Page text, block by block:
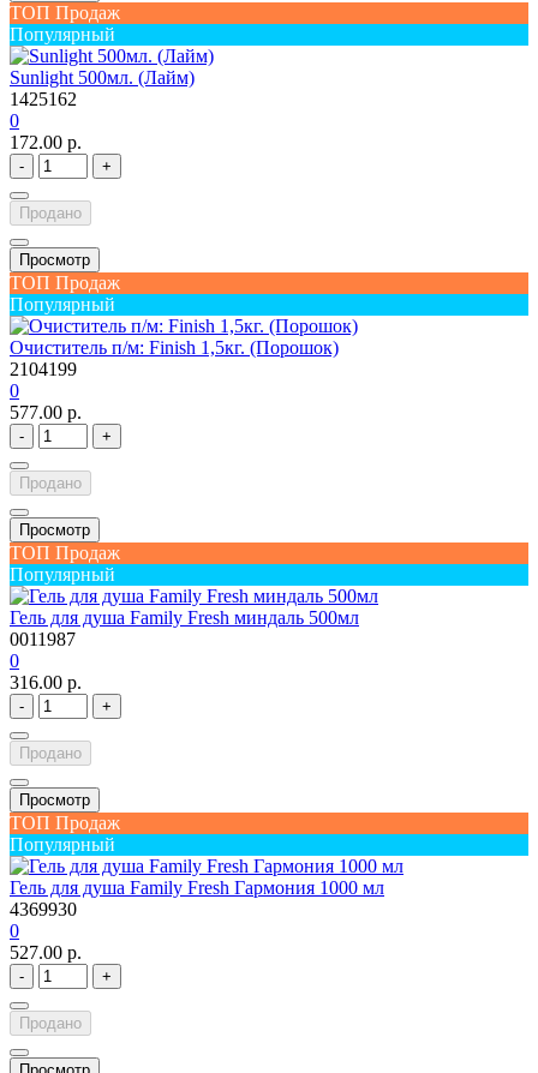
ТОП Продаж
Популярный
Sunlight 500мл. (Лайм)
1425162
0
172.00 р.
- +
Продано
Просмотр
ТОП Продаж
Популярный
Очиститель п/м: Finish 1,5кг. (Порошок)
2104199
0
577.00 р.
- +
Продано
Просмотр
ТОП Продаж
Популярный
Гель для душа Family Fresh миндаль 500мл
0011987
0
316.00 р.
- +
Продано
Просмотр
ТОП Продаж
Популярный
Гель для душа Family Fresh Гармония 1000 мл
4369930
0
527.00 р.
- +
Продано